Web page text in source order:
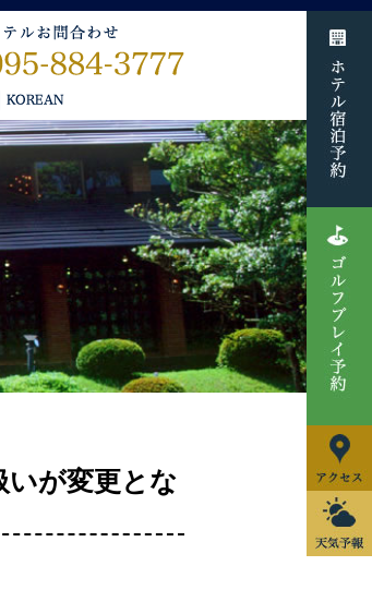
が変更とな